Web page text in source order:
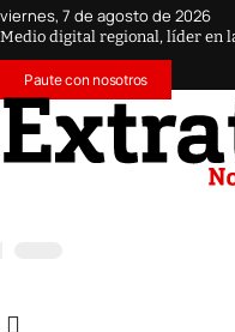
viernes, 7 de agosto de 2026
Medio digital regional, líder en
Paute con nosotros